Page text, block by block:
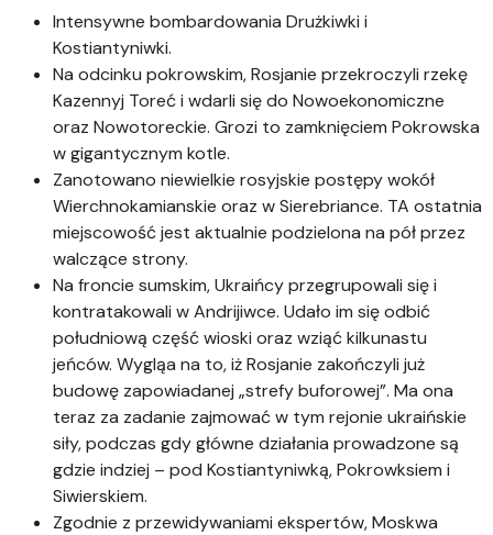
Intensywne bombardowania Drużkiwki i
Kostiantyniwki.
Na odcinku pokrowskim, Rosjanie przekroczyli rzekę
Kazennyj Toreć i wdarli się do Nowoekonomiczne
oraz Nowotoreckie. Grozi to zamknięciem Pokrowska
w gigantycznym kotle.
Zanotowano niewielkie rosyjskie postępy wokół
Wierchnokamianskie oraz w Sierebriance. TA ostatnia
miejscowość jest aktualnie podzielona na pół przez
walczące strony.
Na froncie sumskim, Ukraińcy przegrupowali się i
kontratakowali w Andrijiwce. Udało im się odbić
południową część wioski oraz wziąć kilkunastu
jeńców. Wygląa na to, iż Rosjanie zakończyli już
budowę zapowiadanej „strefy buforowej”. Ma ona
teraz za zadanie zajmować w tym rejonie ukraińskie
siły, podczas gdy główne działania prowadzone są
gdzie indziej – pod Kostiantyniwką, Pokrowksiem i
Siwierskiem.
Zgodnie z przewidywaniami ekspertów, Moskwa